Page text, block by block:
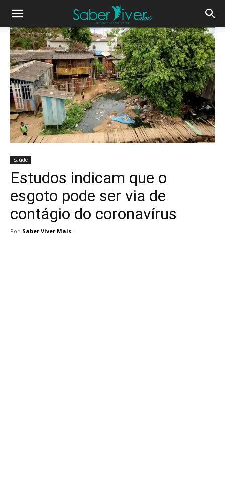
Saúde
Estudos indicam que o
esgoto pode ser via de
contágio do coronavírus
Por Saber Viver Mais -